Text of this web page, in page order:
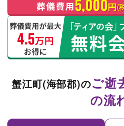
蟹江町(海部郡)のご逝
の流